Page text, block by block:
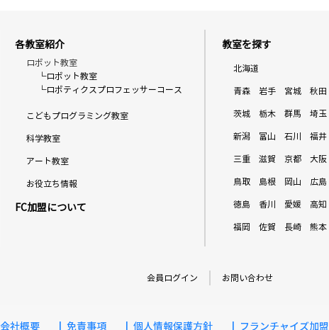
各教室紹介
ロボット教室
└ロボット教室
└ロボティクスプロフェッサーコース
こどもプログラミング教室
科学教室
アート教室
お役立ち情報
FC加盟について
教室を探す
北海道
青森 岩手 宮城 秋田
茨城 栃木 群馬 埼玉
新潟 富山 石川 福井
三重 滋賀 京都 大阪
鳥取 島根 岡山 広島
徳島 香川 愛媛 高知
福岡 佐賀 長崎 熊本
会員ログイン お問い合わせ
会社概要 免責事項 個人情報保護方針 フランチャイズ加盟